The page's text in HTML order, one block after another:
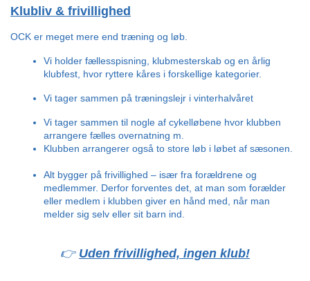
Klubliv & frivillighed
OCK er meget mere end træning og løb.
Vi holder fællesspisning, klubmesterskab og en årlig
klubfest, hvor ryttere kåres i forskellige kategorier.
Vi tager sammen på træningslejr i vinterhalvåret
Vi tager sammen til nogle af cykelløbene hvor klubben
arrangere fælles overnatning m.
Klubben arrangerer også to store løb i løbet af sæsonen.
Alt bygger på frivillighed – især fra forældrene og
medlemmer. Derfor forventes det, at man som forælder
eller medlem i klubben giver en hånd med, når man
melder sig selv eller sit barn ind.
👉 Uden frivillighed, ingen klub!